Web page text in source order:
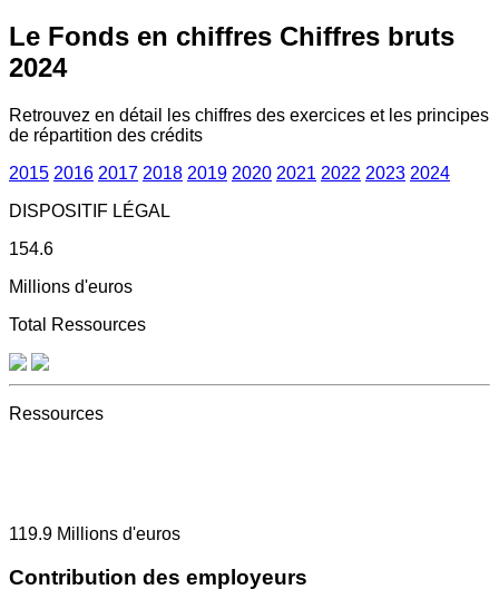
Le Fonds en chiffres Chiffres bruts
2024
Retrouvez en détail les chiffres des exercices et les principes
de répartition des crédits
2015 2016 2017 2018 2019 2020 2021 2022 2023 2024
DISPOSITIF LÉGAL
154.6
Millions d'euros
Total Ressources
Ressources
119.9 Millions d'euros
Contribution des employeurs